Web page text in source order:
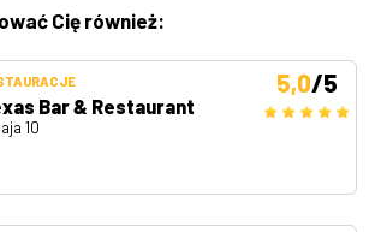
Cię również:
Bar & Restaurant
10
5,0/5